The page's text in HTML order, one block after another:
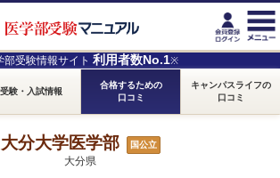
部受験情報サイト 利用者数No.1※
受験・入試情報
合格するための
口コミ
キャンパスライフの
口コミ
大分大学医学部 国公立
大分県